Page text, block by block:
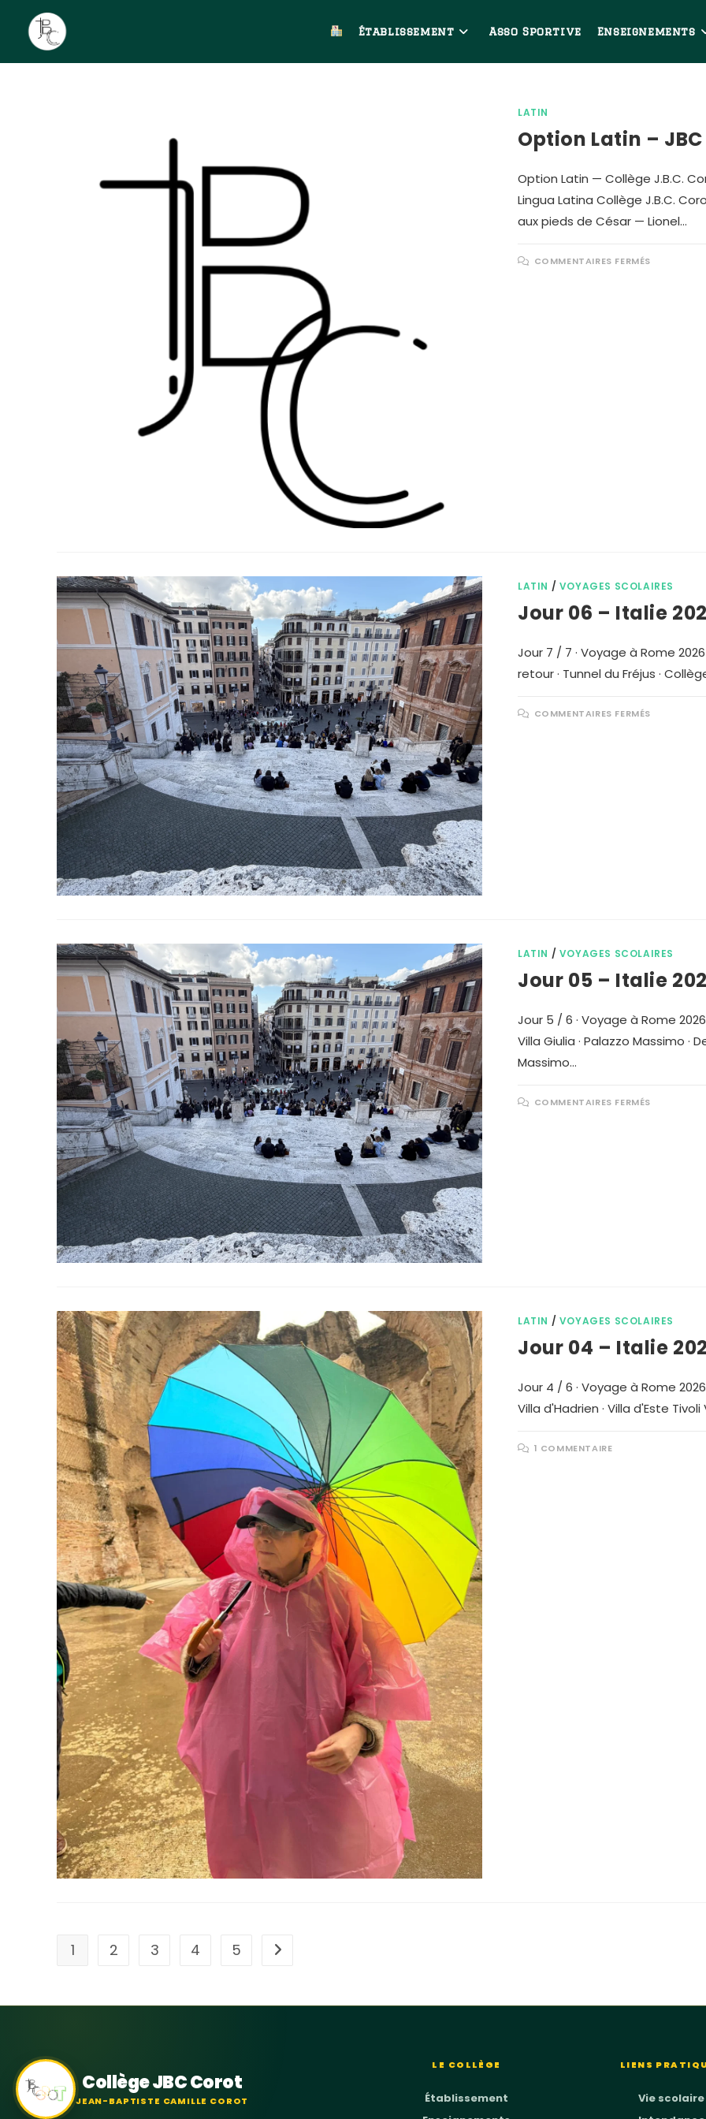
Établissement Asso Sportive Enseignements
LATIN
Option Latin –
Option Latin — Collège J.B.C.
Lingua Latina Collège J.B.C.
aux pieds de César — Lionel…
COMMENTAIRES FERMÉS
LATIN / VOYAGES SCOLAIRES
Jour 06 – Italie
Jour 7 / 7 · Voyage à Rome
retour · Tunnel du Fréjus ·
COMMENTAIRES FERMÉS
LATIN / VOYAGES SCOLAIRES
Jour 05 – Italie
Jour 5 / 6 · Voyage à Rome
Villa Giulia · Palazzo Massimo ·
Massimo…
COMMENTAIRES FERMÉS
LATIN / VOYAGES SCOLAIRES
Jour 04 – Italie
Jour 4 / 6 · Voyage à Rome
Villa d'Hadrien · Villa d'Este
1 COMMENTAIRE
1 2 3 4 5
Collège JBC Corot
JEAN-BAPTISTE CAMILLE COROT
LE COLLÈGE
Établissement
LIENS
Vie scolaire